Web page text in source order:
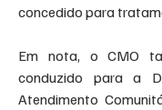
concedido para
Em nota, o CMO
conduzido para a
Atendimento